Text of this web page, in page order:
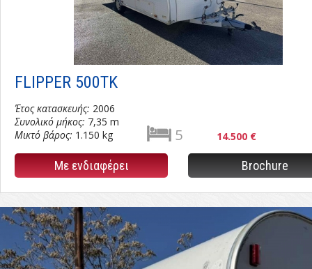
FLIPPER 500TK
Έτος κατασκευής: 2006
Συνολικό μήκος: 7,35 m
Μικτό βάρος: 1.150 kg 5 14.500 €
Με ενδιαφέρει Brochure